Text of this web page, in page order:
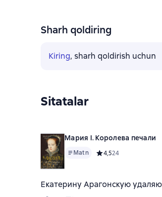
Sharh qoldiring
Kiring, sharh qoldirish uchun
Sitatalar
Мария I. Королева печали
Matn Средний рейтинг 4,5
4,524
Екатерину Арагонскую